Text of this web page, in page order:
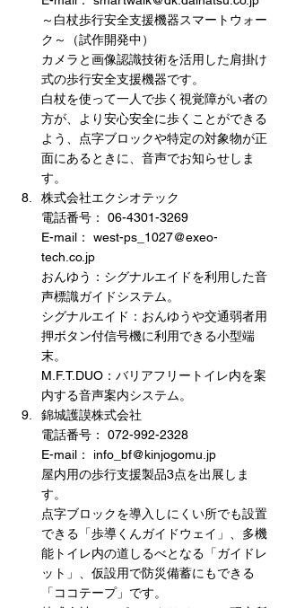
～白杖歩行安全支援機器スマートウォー
ク～（試作開発中）
カメラと画像認識技術を活用した肩掛け
式の歩行安全支援機器です。
白杖を使って一人で歩く視覚障がい者の
方が、より安心安全に歩くことができる
よう、点字ブロックや特定の対象物が正
面にあるときに、音声でお知らせしま
す。
株式会社エクシオテック
電話番号： 06-4301-3269
E-mail： west-ps_1027@exeo-
tech.co.jp
おんゆう：シグナルエイドを利用した音
声標識ガイドシステム。
シグナルエイド：おんゆうや交通弱者用
押ボタン付信号機に利用できる小型端
末。
M.F.T.DUO：バリアフリートイレ内を案
内する音声案内システム。
錦城護謨株式会社
電話番号： 072-992-2328
E-mail： info_bf@kinjogomu.jp
屋内用の歩行支援製品3点を出展しま
す。
点字ブロックを導入しにくい所でも設置
できる「歩導くんガイドウェイ」、多機
能トイレ内の道しるべとなる「ガイドレ
ット」、仮設用で防災備蓄にもできる
「ココテープ」です。